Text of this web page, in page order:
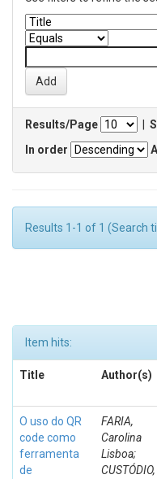
Results/Page
In order
Results 1-1 of 1 (Search
Item hits:
Title Author(s)
O uso do QR
code como
ferramenta
de
FARIA,
Carolina
Lisboa;
CUSTÓDIO,